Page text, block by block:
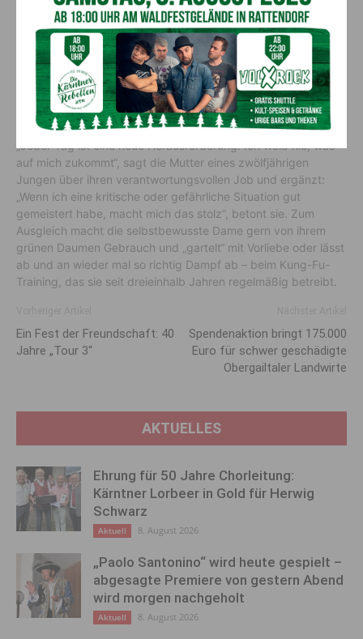
gab es damals zu wenige Fahrdienstleiter“, so Bartolot. Nach
einjähriger, theoretischer und praktischer Ausbildungszeit in
Wien, Bad Vöslau und Kärnten war sie zuerst als
Fahrdienstleiterin auf diversen Bahnhöfen im Raum
Oberkärnten bis Pörtschach und Thörl-Maglern stationiert. Mit
dem Entstehen der Betriebsführungszentrale in Villach 2012,
wechselte sie ihren Arbeitsplatz mit fixem Sitz in die
Draustadt. Bereut hat sie ihre Berufswahl bis heute nicht.
„Jeder Tag ist eine neue Herausforderung. Ich weiß nie, was
auf mich zukommt“, sagt die Mutter eines zwölfjährigen
Jungen über ihren verantwortungsvollen Job und ergänzt:
„Wenn ich eine kritische oder gefährliche Situation gut
gemeistert habe, macht mich das stolz“, betont sie. Zum
Ausgleich macht die selbstbewusste Dame gern von ihrem
grünen Daumen Gebrauch und „gartelt“ mit Vorliebe oder lässt
ab und an wieder mal so richtig Dampf ab – beim Kung-Fu-
Training, das sie seit dreieinhalb Jahren regelmäßig betreibt.
Ein Fest der Freundschaft: 40
Jahre „Tour 3“
Spendenaktion bringt 175.000
Euro für schwer geschädigte
Obergailtaler Landwirte
AKTUELLES
Ehrung für 50 Jahre Chorleitung:
Kärntner Lorbeer in Gold für Herwig
Schwarz
Aktuell 8. August 2026
„Paolo Santonino“ wird heute gespielt –
abgesagte Premiere von gestern Abend
wird morgen nachgeholt
Aktuell 8. August 2026